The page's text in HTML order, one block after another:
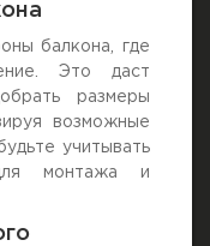
балкона, где
Это даст
размеры
возможные
учитывать
монтажа и